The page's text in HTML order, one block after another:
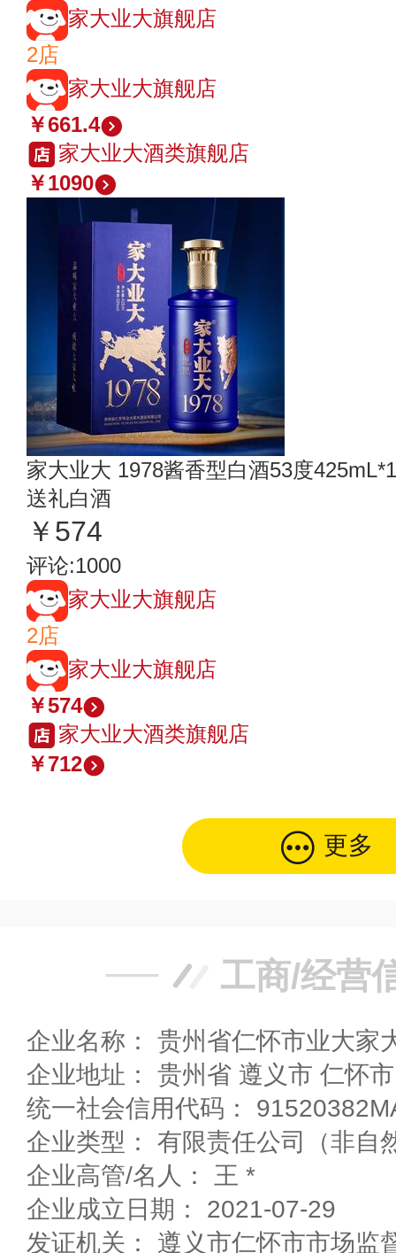
家大业大旗舰店
2店
家大业大旗舰店
￥661.4
家大业大酒类旗舰店
￥1090
家大业大 1978酱香型白酒53度
送礼白酒
￥574
评论:1000
家大业大旗舰店
2店
家大业大旗舰店
￥574
家大业大酒类旗舰店
￥712
更多
工商/经营
企业名称： 贵州省仁怀市业大家
企业地址： 贵州省 遵义市 仁
统一社会信用代码：
企业高管/名人： 王 *
企业成立日期： 2021-07-29
发证机关： 遵义市仁怀市市场监